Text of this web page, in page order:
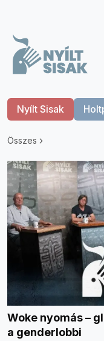
Nyílt Sisak
Összes
Woke nyomás –
a genderlobbi